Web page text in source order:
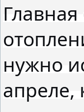
нужно
апреле,